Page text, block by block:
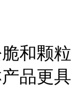
和颗粒
品更具